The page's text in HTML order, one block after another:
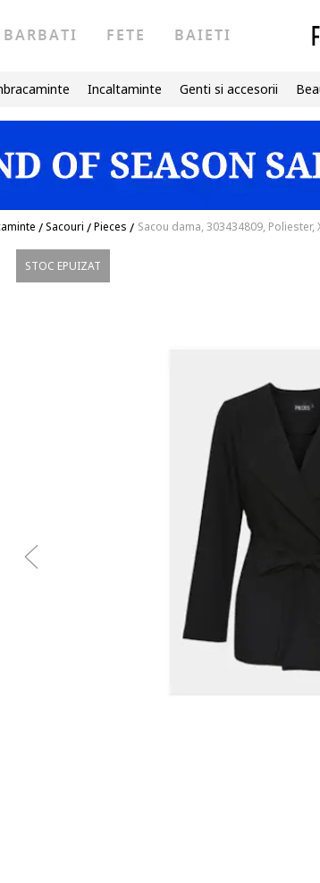
BARBATI FETE BAIETI
Incaltaminte Genti si accesorii
/Sacouri /Pieces / Sacou dama, 303434809, Poliester,
STOC EPUIZAT